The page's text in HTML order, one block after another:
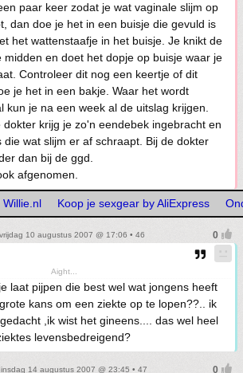
paar keer zodat je wat vaginale slijm op
dan doe je het in een buisje die gevuld is
het wattenstaafje in het buisje. Je knikt de
midden en doet het dopje op buisje waar je
Controleer dit nog een keertje of dit
je het in een bakje. Waar het wordt
kun je na een week al de uitslag krijgen.
dokter krijg je zo'n eendebek ingebracht en
die wat slijm er af schraapt. Bij de dokter
dan bij de ggd.
afgenomen.
Willie.nl Koop je sexgear by AliExpress
10 augustus 2007 @ 17:06 • 46
Aight...
laat pijpen die best wel wat jongens heeft
kans om een ziekte op te lopen??.. ik
,ik wist het gineens.... das wel heel
levensbedreigend?
14 augustus 2007 @ 23:45 • 47